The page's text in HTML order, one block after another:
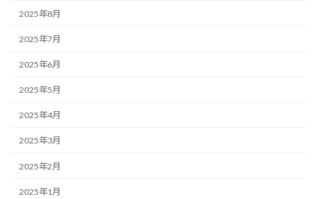
2025年8月
2025年7月
2025年6月
2025年5月
2025年4月
2025年3月
2025年2月
2025年1月